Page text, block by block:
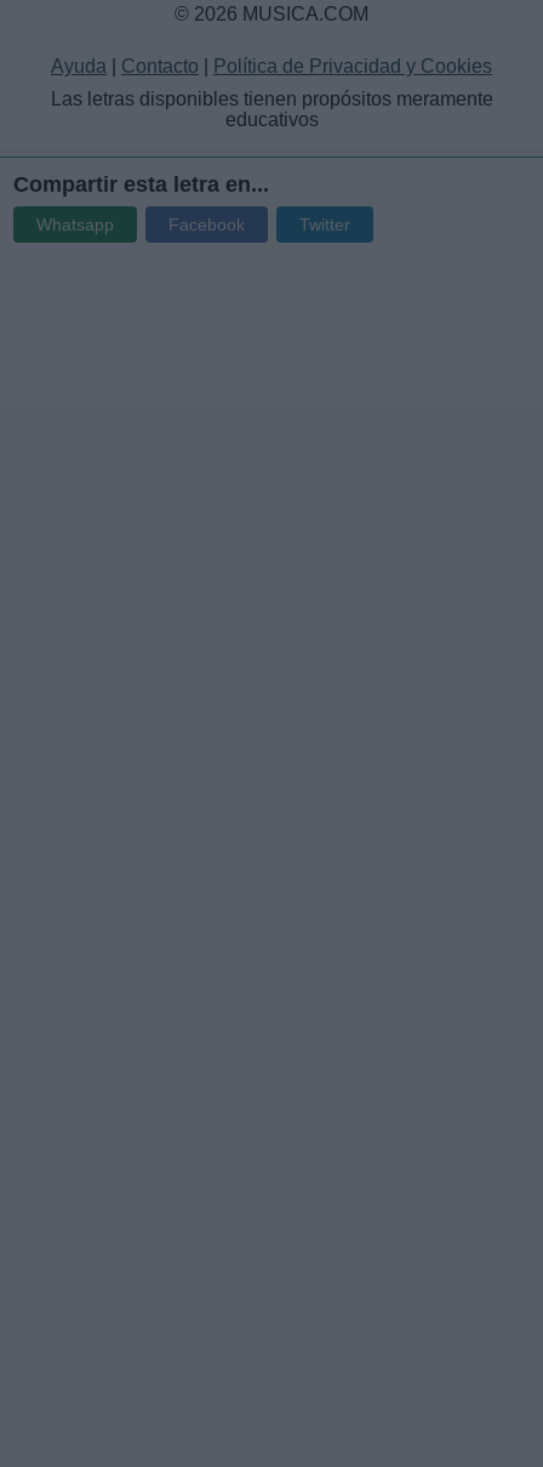
© 2026 MUSICA.COM
Ayuda Contacto
Política de Privacidad y Cookies
Las letras disponibles tienen propósitos meramente
educativos
Compartir esta letra en...
Whatsapp Facebook Twitter